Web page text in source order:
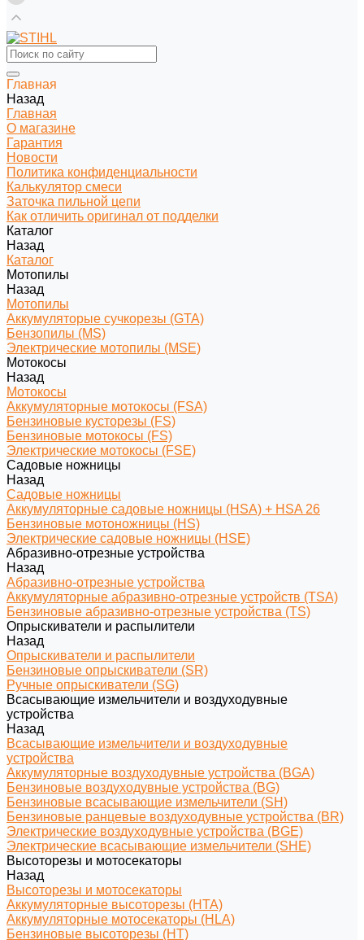
Главная
Назад
Главная
О магазине
Гарантия
Новости
Политика конфиденциальности
Калькулятор смеси
Заточка пильной цепи
Как отличить оригинал от подделки
Каталог
Назад
Каталог
Мотопилы
Назад
Мотопилы
Аккумуляторые сучкорезы (GTA)
Бензопилы (MS)
Электрические мотопилы (MSE)
Мотокосы
Назад
Мотокосы
Аккумуляторные мотокосы (FSA)
Бензиновые кусторезы (FS)
Бензиновые мотокосы (FS)
Электрические мотокосы (FSE)
Садовые ножницы
Назад
Садовые ножницы
Аккумуляторные садовые ножницы (HSA) + HSA 26
Бензиновые мотоножницы (HS)
Электрические садовые ножницы (HSE)
Абразивно-отрезные устройства
Назад
Абразивно-отрезные устройства
Аккумуляторные абразивно-отрезные устройств (TSA)
Бензиновые абразивно-отрезные устройства (TS)
Опрыскиватели и распылители
Назад
Опрыскиватели и распылители
Бензиновые опрыскиватели (SR)
Ручные опрыскиватели (SG)
Всасывающие измельчители и воздуходувные
устройства
Назад
Всасывающие измельчители и воздуходувные
устройства
Аккумуляторные воздуходувные устройства (BGA)
Бензиновые воздуходувные устройства (BG)
Бензиновые всасывающие измельчители (SH)
Бензиновые ранцевые воздуходувные устройства (BR)
Электрические воздуходувные устройства (BGE)
Электрические всасывающие измельчители (SHE)
Высоторезы и мотосекаторы
Назад
Высоторезы и мотосекаторы
Аккумуляторные высоторезы (HTA)
Аккумуляторные мотосекаторы (HLA)
Бензиновые высоторезы (HT)